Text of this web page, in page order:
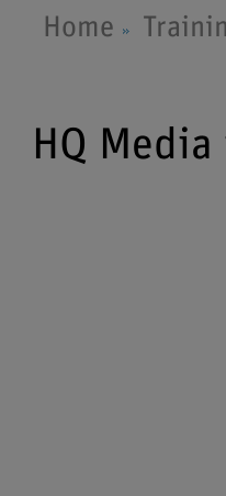
Home
HQ